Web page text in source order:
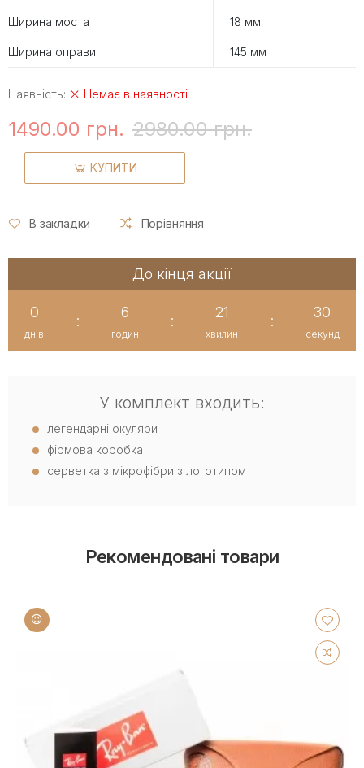
Ширина моста 18 мм
Ширина оправи 145 мм
Наявність: Немає в наявності
1490.00 грн. 2980.00 грн.
КУПИТИ
В закладки Порівняння
До кінця акції
0
днів
:
6
годин
:
21
хвилин
:
29
секунд
У комплект входить:
легендарні окуляри
фірмова коробка
серветка з мікрофібри з логотипом
Рекомендовані товари